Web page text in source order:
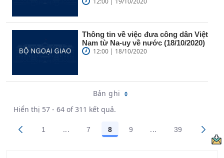
Thông tin về việc đưa công dân Việt
Nam từ Na-uy về nước (18/10/2020)
12:00 | 18/10/2020
Bản ghi
Hiển thị 57 - 64 of 311 kết quả.
Các trang trên cổng
1 ...Trang trung gian Use TAB to navigate.
Các trang trên cổng
7 Các trang trên cổng
8 Các trang trên cổng
9 ...Trang trung gian
Các trang
39